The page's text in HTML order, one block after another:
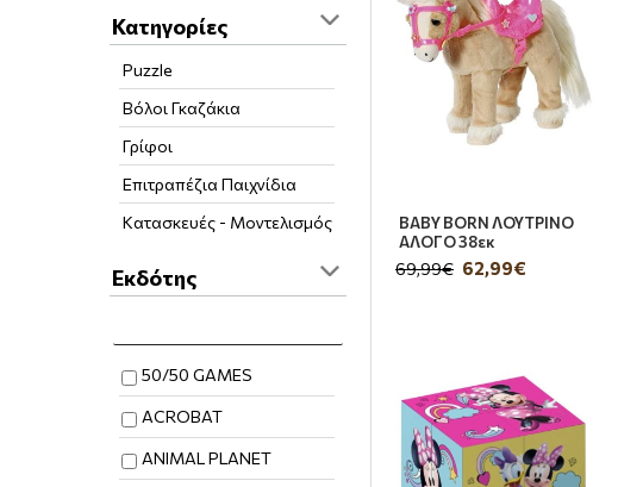
Κατηγορίες
Puzzle
Βόλοι Γκαζάκια
Γρίφοι
Επιτραπέζια Παιχνίδια
Κατασκευές - Μοντελισμός
Οχήματα
Παιχνίδι & Δημιουργική
Απασχόληση
Πατίνια Micro
ΦΙΓΟΥΡΕΣ
Εκδότης
50/50 GAMES
ACROBAT
ANIMAL PLANET
BABY BORN ΛΟΥΤΡΙΝΟ
ΑΛΟΓΟ 38εκ
62,99€
69,99€